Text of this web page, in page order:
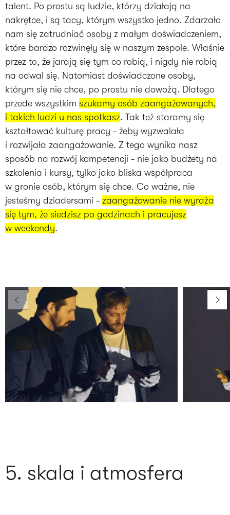
talent. Po prostu są ludzie, którzy działają na
nakrętce, i są tacy, którym wszystko jedno. Zdarzało
nam się zatrudniać osoby z małym doświadczeniem,
które bardzo rozwinęły się w naszym zespole. Właśnie
przez to, że jarają się tym co robią, i nigdy nie robią
na odwal się. Natomiast doświadczone osoby,
którym się nie chce, po prostu nie dowożą. Dlatego
przede wszystkim szukamy osób zaangażowanych,
i takich ludzi u nas spotkasz. Tak też staramy się
kształtować kulturę pracy - żeby wyzwalała
i rozwijała zaangażowanie. Z tego wynika nasz
sposób na rozwój kompetencji - nie jako budżety na
szkolenia i kursy, tylko jako bliska współpraca
w gronie osób, którym się chce. Co ważne, nie
jesteśmy dziadersami - zaangażowanie nie wyraża
się tym, że siedzisz po godzinach i pracujesz
w weekendy.
5. skala i atmosfera